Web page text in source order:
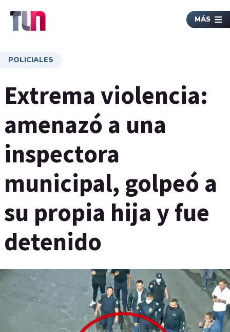
MÁS
POLICIALES
Extrema violencia:
amenazó a una
inspectora
municipal, golpeó a
su propia hija y fue
detenido